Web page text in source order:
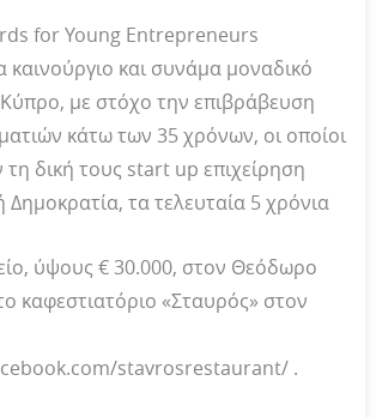
for Young Entrepreneurs
καινούργιο και συνάμα μοναδικό
με στόχο την επιβράβευση
κάτω των 35 χρόνων, οι οποίοι
δική τους start up επιχείρηση
Δημοκρατία, τα τελευταία 5 χρόνια
ύψους € 30.000, στον Θεόδωρο
καφεστιατόριο «Σταυρός» στον
stavrosrestaurant/ .